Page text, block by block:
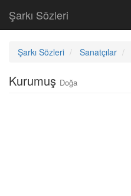
Şarkı Sözleri
Şarkı Sözleri Sanatçılar
Kurumuş Doğa